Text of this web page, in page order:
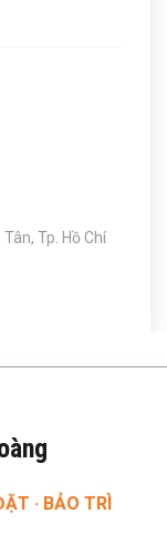
Tp. Hồ Chí
· BẢO TRÌ